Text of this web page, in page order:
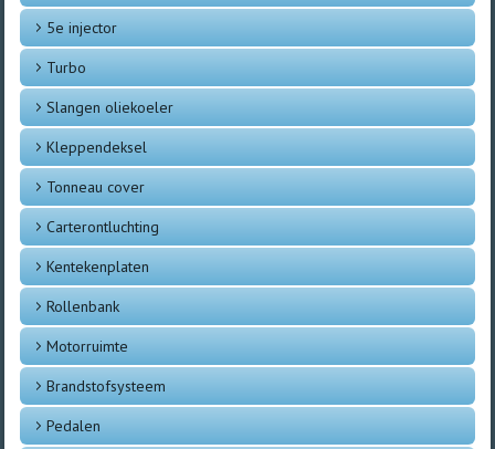
5e injector
Turbo
Slangen oliekoeler
Kleppendeksel
Tonneau cover
Carterontluchting
Kentekenplaten
Rollenbank
Motorruimte
Brandstofsysteem
Pedalen